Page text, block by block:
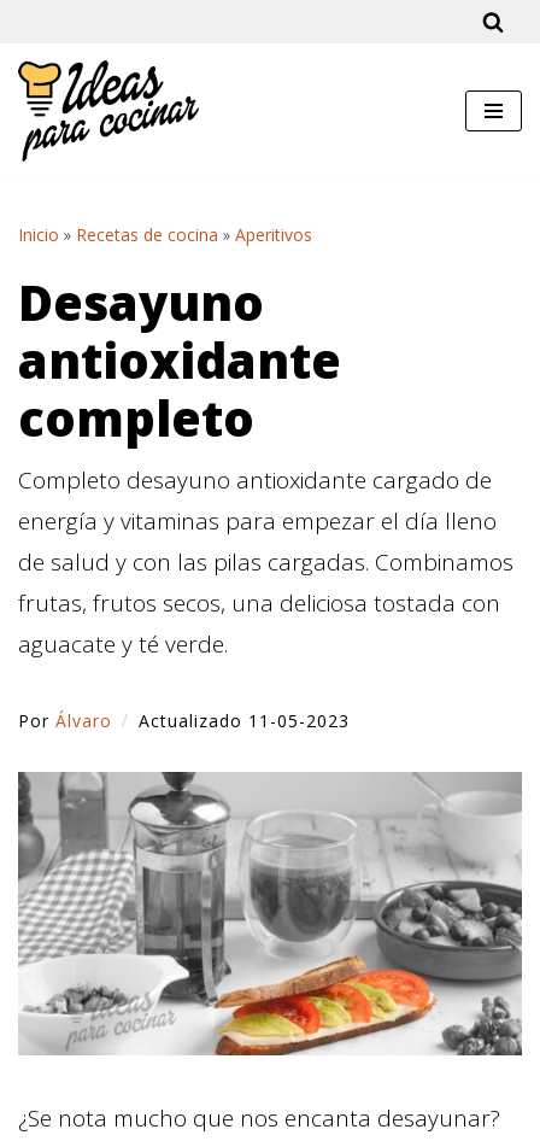
Saltar
al
contenido
Inicio » Recetas de cocina » Aperitivos
Desayuno
antioxidante
completo
Completo desayuno antioxidante cargado de
energía y vitaminas para empezar el día lleno
de salud y con las pilas cargadas. Combinamos
frutas, frutos secos, una deliciosa tostada con
aguacate y té verde.
Por Álvaro Actualizado 11-05-2023
¿Se nota mucho que nos encanta desayunar?